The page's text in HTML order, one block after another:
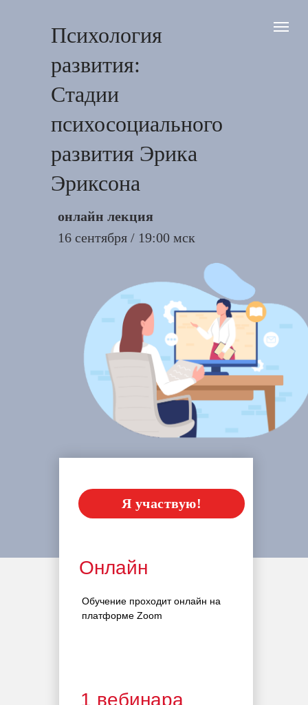
Психология
развития:
Стадии
психосоциального
развития Эрика
Эриксона
Я участвую!
онлайн лекция
16 сентября / 19:00 мск
1 вебинара
Онлайн
Обучение проходит онлайн на
платформе Zoom